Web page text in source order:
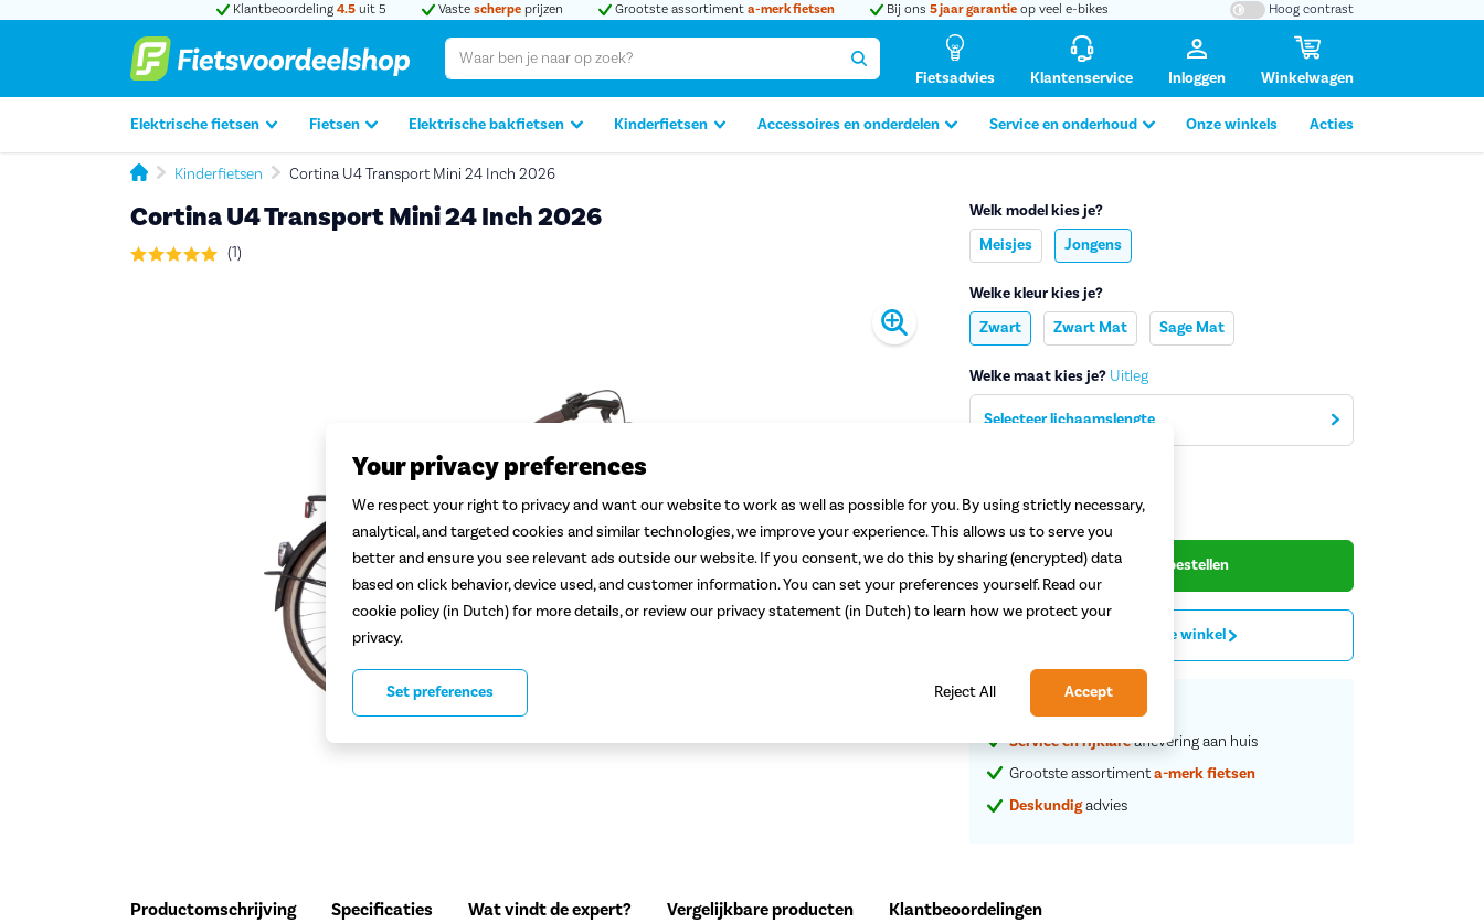
Klantbeoordeling 4.5 uit 5 Vaste scherpe prijzen Grootste assortiment a-merk fietsen Bij ons 5 jaar garantie op veel e-bikes Hoog contrast
Fietsadvies Klantenservice Inloggen Winkelwagen
Elektrische fietsen Fietsen Elektrische bakfietsen Kinderfietsen Accessoires en onderdelen Service en onderhoud Onze winkels Acties
Kinderfietsen Cortina U4 Transport Mini 24 Inch 2026
Cortina U4 Transport Mini 24 Inch 2026
(1)
Productafbeelding vergroten
Welk model kies je?
Meisjes
Jongens
Welke kleur kies je?
Zwart
Zwart Mat Sage Mat
Welke maat kies je? Uitleg
Selecteer lichaamslengte
549,-
Begin met bestellen
Proefrit in de winkel
Vaste
prijzen
Service en rijklareaflevering aan huis
Grootste assortimenta-merk fietsen
Deskundigadvies
Productomschrijving Specificaties Wat vindt de expert? Vergelijkbare producten Klantbeoordelingen
Your privacy preferences
We respect your right to privacy and want our website to work as well as possible for you. By using strictly necessary,
analytical, and targeted cookies and similar technologies, we improve your experience. This allows us to serve you
better and ensure you see relevant ads outside our website. If you consent, we do this by sharing (encrypted) data
based on click behavior, device used, and customer information. You can set your preferences yourself. Read our
cookie policy (in Dutch) for more details, or review our privacy statement (in Dutch) to learn how we protect your
privacy.
Reject All Accept
Set preferences